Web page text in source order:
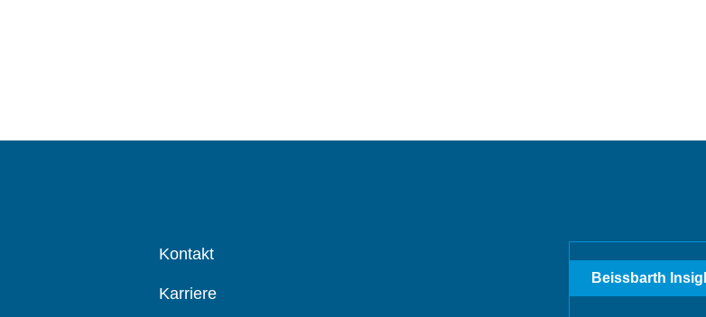
Kontakt
Karriere
Beissbarth